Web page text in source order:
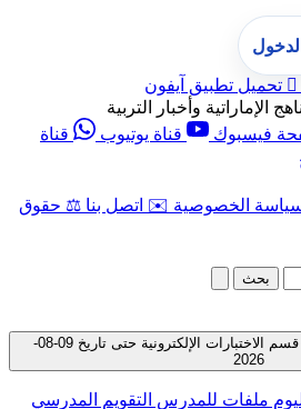
 تحميل تطبيق آيفون
الإماراتية وأخبار التربية
فيسبوك قناة يوتيوب
قناة
الخصوصية ✉️ اتصل بنا ⚖️ حقوق
بحث
جميع الملفات المتوفرة في قسم الاختبارات الإلكترونية حتى تاريخ 09-08-
2026
ملفات للمدرس التقويم المدرسي